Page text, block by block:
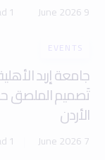
9 June 2026
1 min read
EVENTS
جامعة إربد
تَصميم الملصق
الأردن
7 June 2026
1 min read